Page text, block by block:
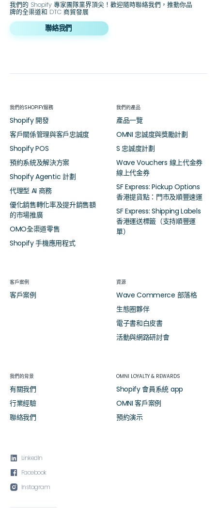
我們的 Shopify 專家團隊業界頂尖！歡迎隨時聯絡我們，推動你品
牌的全渠道和 DTC 商貿發展
聯絡我們
 LinkedIn
 Facebook
 Instagram
我們的SHOPIFY服務
Shopify 開發
客戶關係管理與客戶忠誠度
Shopify POS
預約系統及解決方案
Shopify Agentic 計劃
代理型 AI 商務
優化銷售轉化率及提升銷售額
的市場推廣
OMO全渠道零售
Shopify 手機應用程式
我們的產品
產品一覽
OMNI 忠誠度與獎勵計劃
S 忠誠度計劃
Wave Vouchers 線上代金券
線上代金券
SF Express: Pickup Options
香港提貨點：門市及順豐速運
SF Express: Shipping Labels
香港運送標籤（支持順豐運
單）
客戶案例
客戶案例
資源
Wave Commerce 部落格
生態圈夥伴
電子書和白皮書
活動與網路研討會
我們的背景
有關我們
行業經驗
聯絡我們
OMNI LOYALTY & REWARDS
Shopify 會員系統 app
OMNI 客戶案例
預約演示